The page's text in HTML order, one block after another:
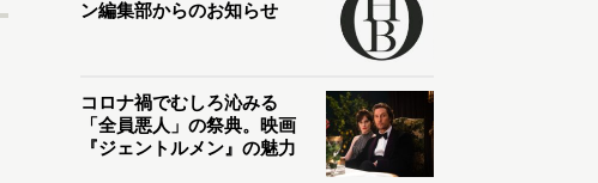
ン編集部からのお知らせ
コロナ禍でむしろ沁みる
「全員悪人」の祭典。映画
『ジェントルメン』の魅力